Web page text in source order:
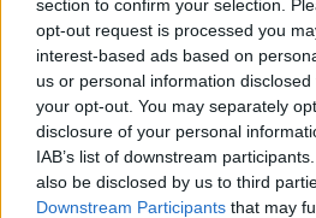
section to confirm your selection.
opt-out request is processed you
interest-based ads based on
us or personal information
your opt-out. You may separately
disclosure of your personal
IAB’s list of downstream
also be disclosed by us to third
Downstream Participants that may
KOMMENTAR